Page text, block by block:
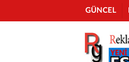
GÜNCEL